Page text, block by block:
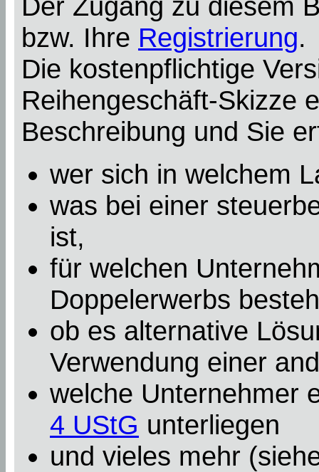
bzw. Ihre Registrierung.
Die kostenpflichtige
Reihengeschäft-Skizze
Beschreibung und Sie
wer sich in welchem
was bei einer
ist,
für welchen
Doppelerwerbs
ob es alternative
Verwendung einer
welche Unternehmer
4 UStG unterliegen
und vieles mehr